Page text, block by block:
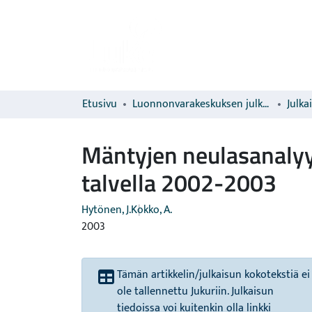
Etusivu Luonnonvarakeskuksen julkaisut
Mäntyjen
talvella 2002-2003
Hytönen, J.Kokko, A.
2003
Tämän artikkelin/julkaisun kokotekstiä ei
ole tallennettu Jukuriin. Julkaisun
tiedoissa voi kuitenkin olla linkki